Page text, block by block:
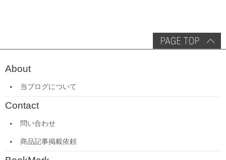
About
当ブログについて
Contact
問い合わせ
商品記事掲載依頼